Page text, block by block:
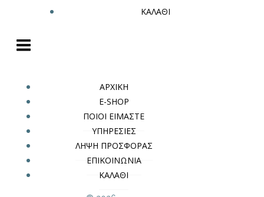
ΚΑΛΑΘΙ
ΑΡΧΙΚΗ
E-SHOP
ΠΟΙΟΙ ΕΙΜΑΣΤΕ
ΥΠΗΡΕΣΙΕΣ
ΛΗΨΗ ΠΡΟΣΦΟΡΑΣ
ΕΠΙΚΟΙΝΩΝΙΑ
ΚΑΛΑΘΙ